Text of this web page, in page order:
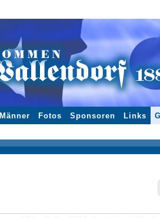
Männer Fotos Sponsoren Links